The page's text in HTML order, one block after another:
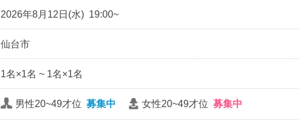
2026年8月12日(水) 19:00~
仙台市
1名×1名 ~ 1名×1名
男性20~49才位 募集中 女性20~49才位 募集中